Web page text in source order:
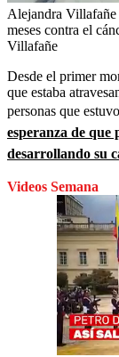
Alejandra Villafañe
meses contra el
Villafañe
Desde el primer
que estaba
personas que
esperanza de
desarrollando su
Videos Semana